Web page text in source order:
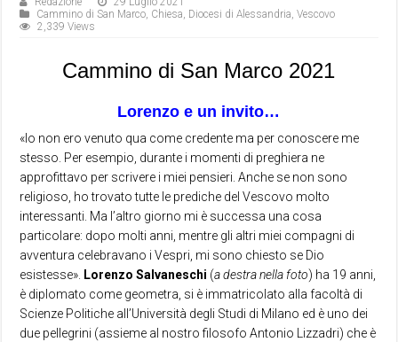
Cammino di San Marco, Chiesa, Diocesi di Alessandria,Vescovo
2,339 Views
Cammino di San Marco 2021
Lorenzo e un invito…
«Io non ero venuto qua come credente ma per conoscere me
stesso. Per esempio, durante i momenti di preghiera ne
approfittavo per scrivere i miei pensieri. Anche se non sono
religioso, ho trovato tutte le prediche del Vescovo molto
interessanti. Ma l’altro giorno mi è successa una cosa
particolare: dopo molti anni, mentre gli altri miei compagni di
avventura celebravano i Vespri, mi sono chiesto se Dio
esistesse». Lorenzo Salvaneschi (a destra nella foto) ha 19 anni,
è diplomato come geometra, si è immatricolato alla facoltà di
Scienze Politiche all’Università degli Studi di Milano ed è uno dei
due pellegrini (assieme al nostro filosofo Antonio Lizzadri) che è